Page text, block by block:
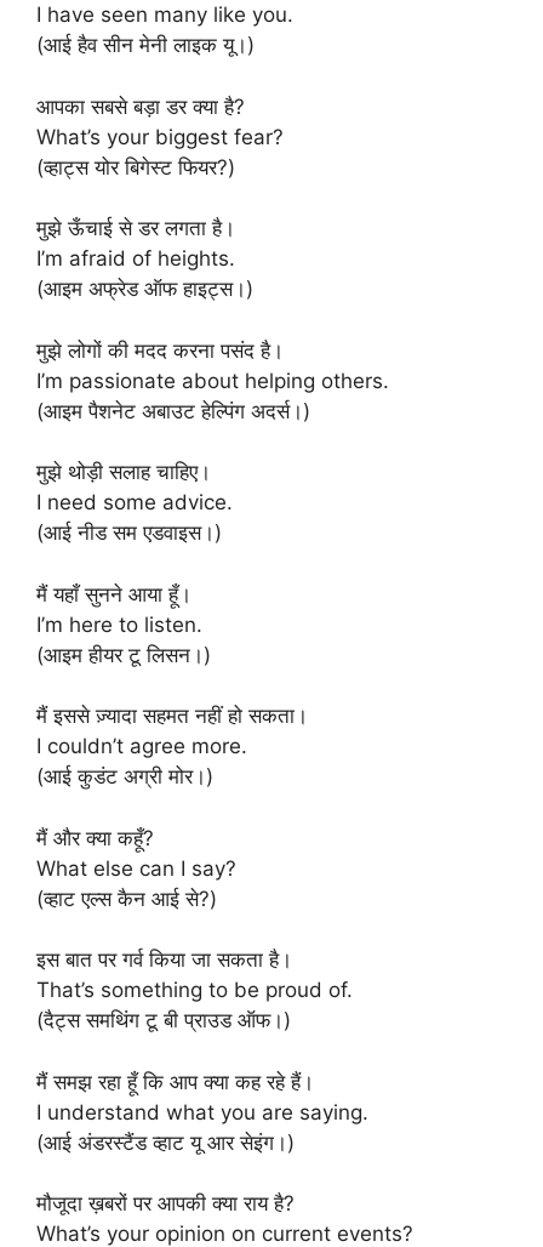
I have seen many like you.
(आई हैव सीन मेनी लाइक यू।)
आपका सबसे बड़ा डर क्या है?
What’s your biggest fear?
(व्हाट्स योर बिगेस्ट फियर?)
मुझे ऊँचाई से डर लगता है।
I’m afraid of heights.
(आइम अफ्रेड ऑफ हाइट्स।)
मुझे लोगों की मदद करना पसंद है।
I’m passionate about helping others.
(आइम पैशनेट अबाउट हेल्पिंग अदर्स।)
मुझे थोड़ी सलाह चाहिए।
I need some advice.
(आई नीड सम एडवाइस।)
मैं यहाँ सुनने आया हूँ।
I’m here to listen.
(आइम हीयर टू लिसन।)
मैं इससे ज़्यादा सहमत नहीं हो सकता।
I couldn’t agree more.
(आई कुडंट अग्री मोर।)
मैं और क्या कहूँ?
What else can I say?
(व्हाट एल्स कैन आई से?)
इस बात पर गर्व किया जा सकता है।
That’s something to be proud of.
(दैट्स समथिंग टू बी प्राउड ऑफ।)
मैं समझ रहा हूँ कि आप क्या कह रहे हैं।
I understand what you are saying.
(आई अंडरस्टैंड व्हाट यू आर सेइंग।)
मौजूदा ख़बरों पर आपकी क्या राय है?
What’s your opinion on current events?